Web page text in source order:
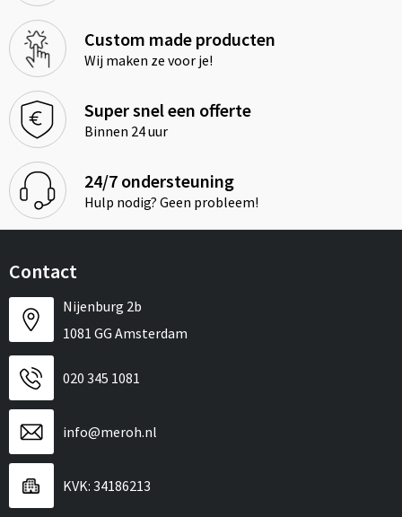
Custom made producten
Wij maken ze voor je!
Super snel een offerte
Binnen 24 uur
24/7 ondersteuning
Hulp nodig? Geen probleem!
Contact
Nijenburg 2b
1081 GG Amsterdam
020 345 1081
info@meroh.nl
KVK: 34186213